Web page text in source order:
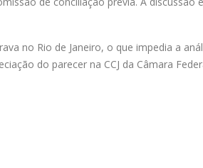
no Rio de Janeiro, o que impedia a
do parecer na CCJ da Câmara